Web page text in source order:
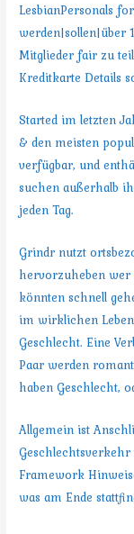
LesbianPersonals
werden|sollen|über
Mitglieder fair zu
Kreditkarte Details
Started im letzten
& den meisten
verfügbar, und
suchen außerhalb
jeden Tag.
Grindr nutzt
hervorzuheben wer
könnten schnell
im wirklichen
Geschlecht. Eine
Paar werden
haben Geschlecht,
Allgemein ist
Framework
was am Ende